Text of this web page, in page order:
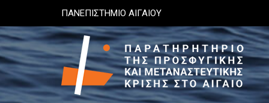
το
κυρίως
περιεχόμενο
ΠΑΝΕΠΙΣΤΗΜΙΟ ΑΙΓΑΙΟΥ